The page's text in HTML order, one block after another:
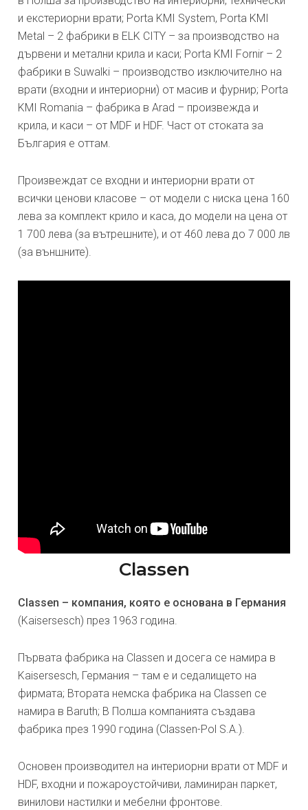
и екстериорни врати; Porta KMI System, Porta KMI
Metal – 2 фабрики в ELK CITY – за производство на
дървени и метални крила и каси; Porta KMI Fornir – 2
фабрики в Suwalki – производство изключително на
врати (входни и интериорни) от масив и фурнир; Porta
KMI Romania – фабрика в Arad – произвежда и
крила, и каси – от MDF и HDF. Част от стоката за
България е оттам.
Произвеждат се входни и интериорни врати от
всички ценови класове – от модели с ниска цена 160
лева за комплект крило и каса, до модели на цена от
1 700 лева (за вътрешните), и от 460 лева до 7 000 лв
(за външните).
Classen
Classen – компания, която е основана в Германия
(Kaisersesch) през 1963 година.
Първата фабрика на Classen и досега се намира в
Kaisersesch, Германия – там е и седалището на
фирмата; Втората немска фабрика на Classen се
намира в Baruth; В Полша компанията създава
фабрика през 1990 година (Classen-Pol S.A.).
Основен производител на интериорни врати от MDF и
HDF, входни и пожароустойчиви, ламиниран паркет,
винилови настилки и мебелни фронтове.